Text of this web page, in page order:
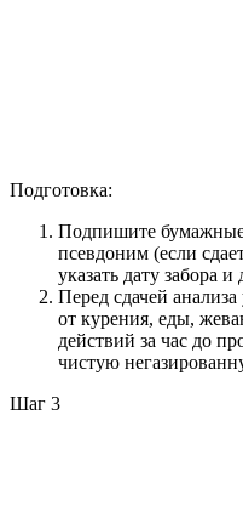
Подготовка:
Подпишите
псевдоним (если
указать дату забора
Перед сдачей
от курения, еды,
действий за час до
чистую
Шаг 3